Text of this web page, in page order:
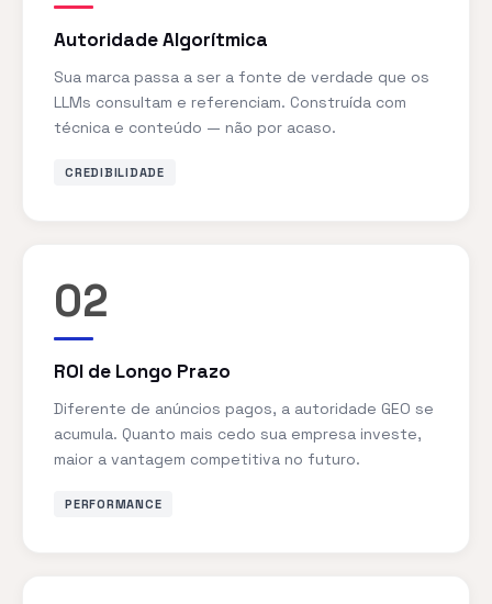
Autoridade Algorítmica
Sua marca passa a ser a fonte de verdade que os
LLMs consultam e referenciam. Construída com
técnica e conteúdo — não por acaso.
CREDIBILIDADE
02
ROI de Longo Prazo
Diferente de anúncios pagos, a autoridade GEO se
acumula. Quanto mais cedo sua empresa investe,
maior a vantagem competitiva no futuro.
PERFORMANCE